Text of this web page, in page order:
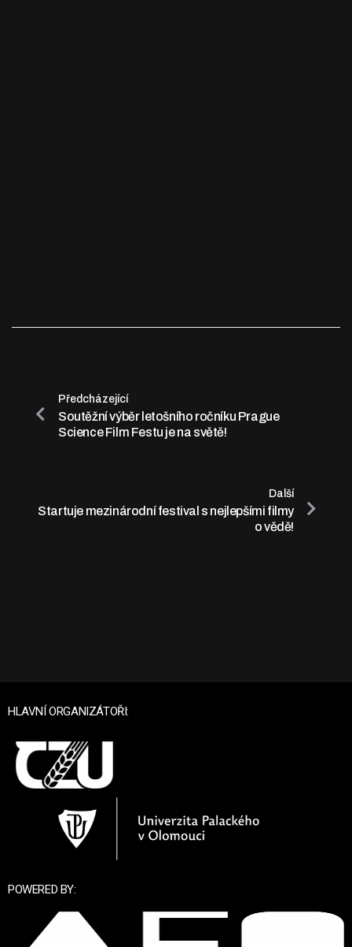
Předcházející
Soutěžní výběr letošního ročníku Prague
Science Film Festu je na světě!
Další
Startuje mezinárodní festival s nejlepšími filmy
o vědě!
HLAVNÍ ORGANIZÁTOŘI:
POWERED BY: